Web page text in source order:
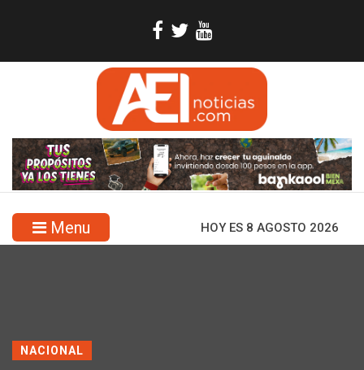
Menu HOY ES 8 AGOSTO 2026
NACIONAL